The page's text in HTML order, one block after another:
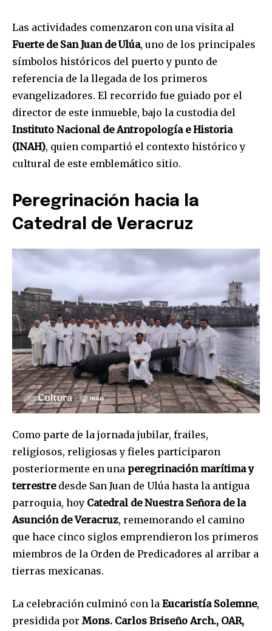
Las actividades comenzaron con una visita al
Fuerte de San Juan de Ulúa, uno de los principales
símbolos históricos del puerto y punto de
referencia de la llegada de los primeros
evangelizadores. El recorrido fue guiado por el
director de este inmueble, bajo la custodia del
Instituto Nacional de Antropología e Historia
(INAH), quien compartió el contexto histórico y
cultural de este emblemático sitio.
Peregrinación hacia la
Catedral de Veracruz
Como parte de la jornada jubilar, frailes,
religiosos, religiosas y fieles participaron
posteriormente en una peregrinación marítima y
terrestredesde San Juan de Ulúa hasta la antigua
parroquia, hoy Catedral de Nuestra Señora de la
Asunción de Veracruz, rememorando el camino
que hace cinco siglos emprendieron los primeros
miembros de la Orden de Predicadores al arribar a
tierras mexicanas.
La celebración culminó con la Eucaristía Solemne,
presidida por Mons. Carlos Briseño Arch., OAR,